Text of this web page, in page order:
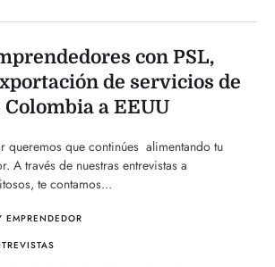
con PSL,
de servicios de
a EEUU
queremos que continúes alimentando tu
A través de nuestras entrevistas a
te contamos...
EMPRENDEDOR